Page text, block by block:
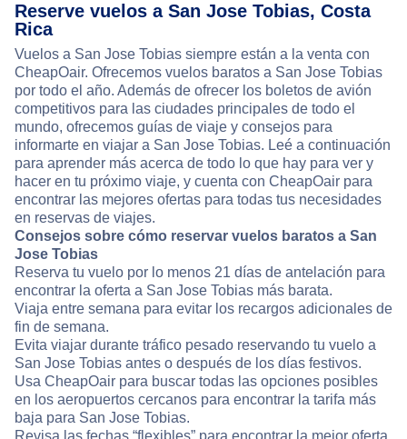
Reserve vuelos a San Jose Tobias, Costa
Rica
Vuelos a San Jose Tobias siempre están a la venta con
CheapOair. Ofrecemos vuelos baratos a San Jose Tobias
por todo el año. Además de ofrecer los boletos de avión
competitivos para las ciudades principales de todo el
mundo, ofrecemos guías de viaje y consejos para
informarte en viajar a San Jose Tobias. Leé a continuación
para aprender más acerca de todo lo que hay para ver y
hacer en tu próximo viaje, y cuenta con CheapOair para
encontrar las mejores ofertas para todas tus necesidades
en reservas de viajes.
Consejos sobre cómo reservar vuelos baratos a San
Jose Tobias
Reserva tu vuelo por lo menos 21 días de antelación para
encontrar la oferta a San Jose Tobias más barata.
Viaja entre semana para evitar los recargos adicionales de
fin de semana.
Evita viajar durante tráfico pesado reservando tu vuelo a
San Jose Tobias antes o después de los días festivos.
Usa CheapOair para buscar todas las opciones posibles
en los aeropuertos cercanos para encontrar la tarifa más
baja para San Jose Tobias.